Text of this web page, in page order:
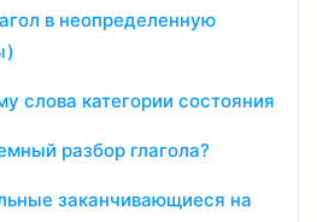
в неопределенную
слова категории состояния
разбор глагола?
заканчивающиеся на